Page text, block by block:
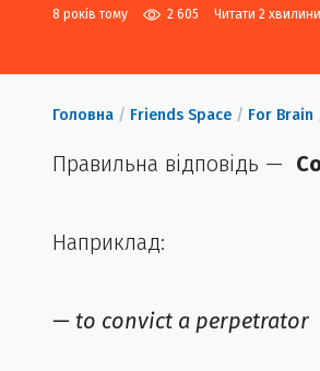
8 років тому 2 605 Читати 2 хвилини
Головна / Friends Space / For Brain
Правильна відповідь —
Наприклад:
— to convict a perpetrator